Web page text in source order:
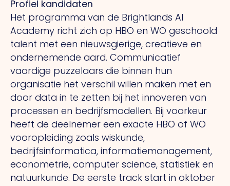
Profiel kandidaten
Het programma van de Brightlands AI
Academy richt zich op HBO en WO geschoold
talent met een nieuwsgierige, creatieve en
ondernemende aard. Communicatief
vaardige puzzelaars die binnen hun
organisatie het verschil willen maken met en
door data in te zetten bij het innoveren van
processen en bedrijfsmodellen. Bij voorkeur
heeft de deelnemer een exacte HBO of WO
vooropleiding zoals wiskunde,
bedrijfsinformatica, informatiemanagement,
econometrie, computer science, statistiek en
natuurkunde. De eerste track start in oktober